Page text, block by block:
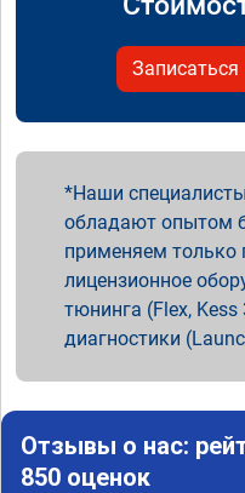
Записаться
Наши
обладают опытом
применяем только
лицензионное
тюнинга (Flex, Kess
диагностики
Отзывы о нас:
850 оценок